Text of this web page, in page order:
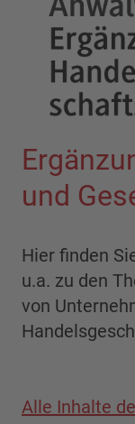
und
Hier finden
u.a. zu den
von
Alle Inhalte